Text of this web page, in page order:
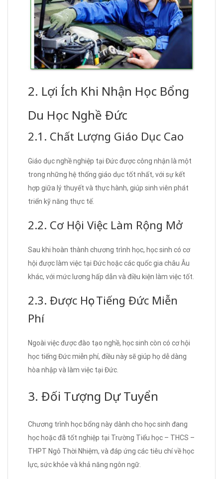
2. Lợi Ích Khi Nhận Học Bổng
Du Học Nghề Đức
2.1. Chất Lượng Giáo Dục Cao
Giáo dục nghề nghiệp tại Đức được công nhận là một
trong những hệ thống giáo dục tốt nhất, với sự kết
hợp giữa lý thuyết và thực hành, giúp sinh viên phát
triển kỹ năng thực tế.
2.2. Cơ Hội Việc Làm Rộng Mở
Sau khi hoàn thành chương trình học, học sinh có cơ
hội được làm việc tại Đức hoặc các quốc gia châu Âu
khác, với mức lương hấp dẫn và điều kiện làm việc tốt.
2.3. Được Học Tiếng Đức Miễn
Phí
Ngoài việc được đào tạo nghề, học sinh còn có cơ hội
học tiếng Đức miễn phí, điều này sẽ giúp họ dễ dàng
hòa nhập và làm việc tại Đức.
3. Đối Tượng Dự Tuyển
Chương trình học bổng này dành cho học sinh đang
học hoặc đã tốt nghiệp tại Trường Tiểu học – THCS –
THPT Ngô Thời Nhiệm, và đáp ứng các tiêu chí về học
lực, sức khỏe và khả năng ngôn ngữ.